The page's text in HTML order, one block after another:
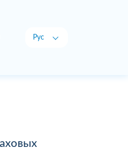
Рус